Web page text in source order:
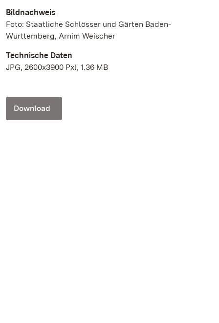
Bildnachweis
Foto: Staatliche Schlösser und Gärten Baden-
Württemberg, Arnim Weischer
Technische Daten
JPG, 2600x3900 Pxl, 1.36 MB
Download